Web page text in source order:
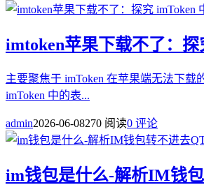
imtoken苹果下载不了：
主要聚焦于 imToken 在苹果端无法下
imToken 中的表...
admin2026-06-08270 阅读0 评论
im钱包是什么-解析IM钱